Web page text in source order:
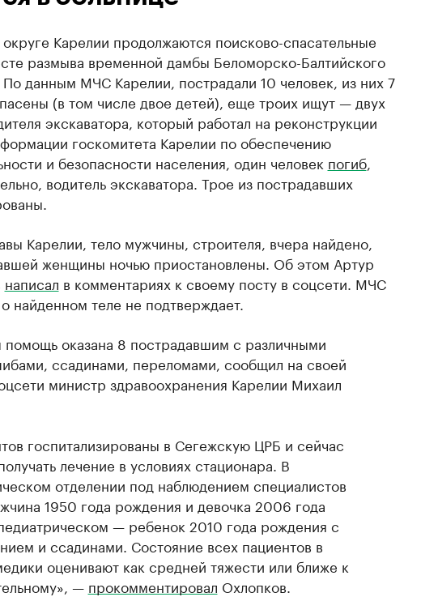
Карелии продолжаются поисково-спасательные
размыва временной дамбы Беломорско-Балтийского
данным МЧС Карелии, пострадали 10 человек, из них 7
(в том числе двое детей), еще троих ищут — двух
экскаватора, который работал на реконструкции
госкомитета Карелии по обеспечению
и безопасности населения, один человек погиб,
водитель экскаватора. Трое из пострадавших
Карелии, тело мужчины, строителя, вчера найдено,
женщины ночью приостановлены. Об этом Артур
написал в комментариях к своему посту в соцсети. МЧС
найденном теле не подтверждает.
оказана 8 пострадавшим с различными
ссадинами, переломами, сообщил на своей
министр здравоохранения Карелии Михаил
госпитализированы в Сегежскую ЦРБ и сейчас
лечение в условиях стационара. В
отделении под наблюдением специалистов
1950 года рождения и девочка 2006 года
— ребенок 2010 года рождения с
и ссадинами. Состояние всех пациентов в
оценивают как средней тяжести или ближе к
— прокомментировал Охлопков.